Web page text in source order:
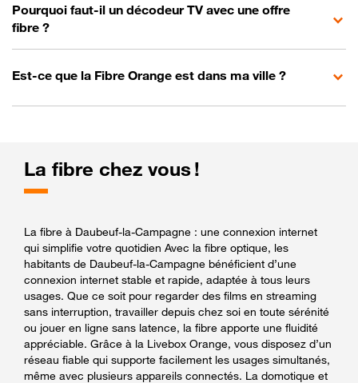
Pourquoi faut-il un décodeur TV avec une offre
fibre ?
Est-ce que la Fibre Orange est dans ma ville ?
La fibre chez vous !
La fibre à Daubeuf-la-Campagne : une connexion internet
qui simplifie votre quotidien Avec la fibre optique, les
habitants de Daubeuf-la-Campagne bénéficient d’une
connexion internet stable et rapide, adaptée à tous leurs
usages. Que ce soit pour regarder des films en streaming
sans interruption, travailler depuis chez soi en toute sérénité
ou jouer en ligne sans latence, la fibre apporte une fluidité
appréciable. Grâce à la Livebox Orange, vous disposez d’un
réseau fiable qui supporte facilement les usages simultanés,
même avec plusieurs appareils connectés. La domotique et